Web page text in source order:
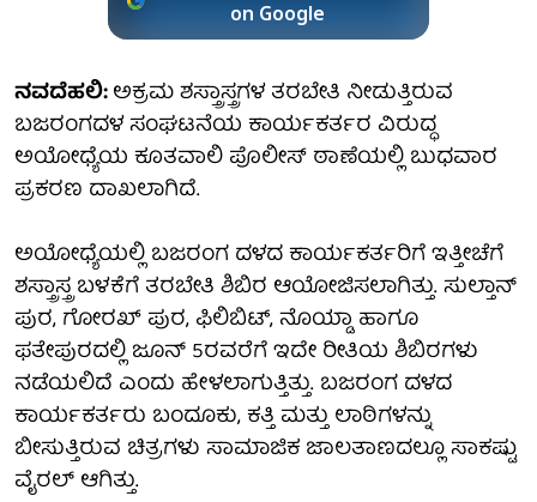
on Google
ನವದೆಹಲಿ:ಅಕ್ರಮ ಶಸ್ತ್ರಾಸ್ತ್ರಗಳ ತರಬೇತಿ ನೀಡುತ್ತಿರುವ
ಬಜರಂಗದಳ ಸಂಘಟನೆಯ ಕಾರ್ಯಕರ್ತರ ವಿರುದ್ಧ
ಅಯೋಧ್ಯೆಯ ಕೂತವಾಲಿ ಪೊಲೀಸ್ ಠಾಣೆಯಲ್ಲಿ ಬುಧವಾರ
ಪ್ರಕರಣ ದಾಖಲಾಗಿದೆ.
ಅಯೋಧ್ಯೆಯಲ್ಲಿ ಬಜರಂಗ ದಳದ ಕಾರ್ಯಕರ್ತರಿಗೆ ಇತ್ತೀಚೆಗೆ
ಶಸ್ತ್ರಾಸ್ತ್ರ ಬಳಕೆಗೆ ತರಬೇತಿ ಶಿಬಿರ ಆಯೋಜಿಸಲಾಗಿತ್ತು. ಸುಲ್ತಾನ್
ಪುರ, ಗೋರಖ್ ಪುರ, ಫಿಲಿಬಿಟ್, ನೊಯ್ಡಾ ಹಾಗೂ
ಫತೇಪುರದಲ್ಲಿ ಜೂನ್ 5ರವರೆಗೆ ಇದೇ ರೀತಿಯ ಶಿಬಿರಗಳು
ನಡೆಯಲಿದೆ ಎಂದು ಹೇಳಲಾಗುತ್ತಿತ್ತು. ಬಜರಂಗ ದಳದ
ಕಾರ್ಯಕರ್ತರು ಬಂದೂಕು, ಕತ್ತಿ ಮತ್ತು ಲಾಠಿಗಳನ್ನು
ಬೀಸುತ್ತಿರುವ ಚಿತ್ರಗಳು ಸಾಮಾಜಿಕ ಜಾಲತಾಣದಲ್ಲೂ ಸಾಕಷ್ಟು
ವೈರಲ್ ಆಗಿತ್ತು.